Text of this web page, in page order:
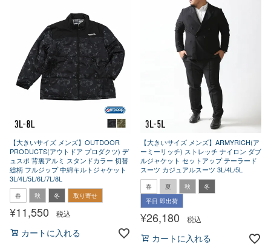
【大きいサイズ メンズ】OUTDOOR
PRODUCTS(アウトドア プロダクツ) デ
ュスポ 背裏アルミ スタンドカラー 切替
総柄 フルジップ 中綿キルトジャケット
3L/4L/5L/6L/7L/8L
春 秋 冬 取り寄せ
¥11,550 税込
カートに入れる
【大きいサイズ メンズ】ARMYRICH(ア
ーミーリッチ) ストレッチ ナイロン ダブ
ルジャケット セットアップ テーラード
スーツ カジュアルスーツ 3L/4L/5L
春 夏 秋
冬
平日 即出荷
¥26,180 税込
カートに入れる